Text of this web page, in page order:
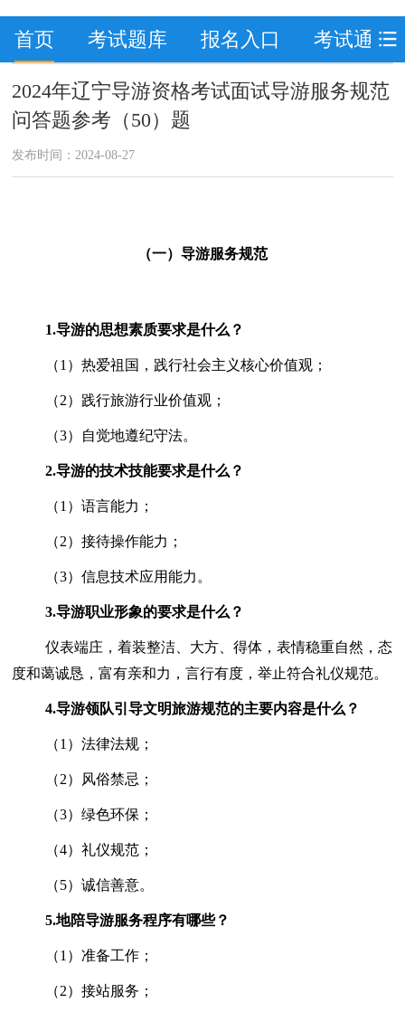
首页 考试题库 报名入口 考试通知
2024年辽宁导游资格考试面试导游服务规范
问答题参考（50）题
发布时间：2024-08-27
（一）导游服务规范
1.导游的思想素质要求是什么？
（1）热爱祖国，践行社会主义核心价值观；
（2）践行旅游行业价值观；
（3）自觉地遵纪守法。
2.导游的技术技能要求是什么？
（1）语言能力；
（2）接待操作能力；
（3）信息技术应用能力。
3.导游职业形象的要求是什么？
仪表端庄，着装整洁、大方、得体，表情稳重自然，态
度和蔼诚恳，富有亲和力，言行有度，举止符合礼仪规范。
4.导游领队引导文明旅游规范的主要内容是什么？
（1）法律法规；
（2）风俗禁忌；
（3）绿色环保；
（4）礼仪规范；
（5）诚信善意。
5.地陪导游服务程序有哪些？
（1）准备工作；
（2）接站服务；